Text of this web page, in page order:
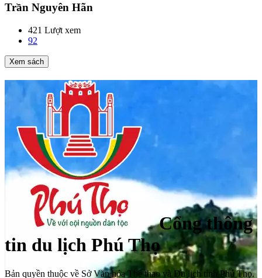
Trần Nguyên Hãn
421 Lượt xem
92
Xem sách
Cổng thông
tin du lịch Phú Thọ
Bản quyền thuộc về Sở Văn hóa Thể thao và Du lịch tỉnh Phú Thọ.